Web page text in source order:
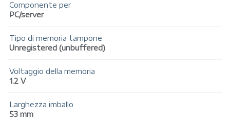
Componente per
PC/server
Tipo di memoria tampone
Unregistered (unbuffered)
Voltaggio della memoria
1.2 V
Larghezza imballo
53 mm